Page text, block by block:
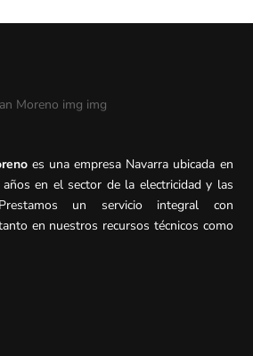
es una empresa Navarra ubicada en
en el sector de la electricidad y las
Prestamos un servicio integral con
en nuestros recursos técnicos como